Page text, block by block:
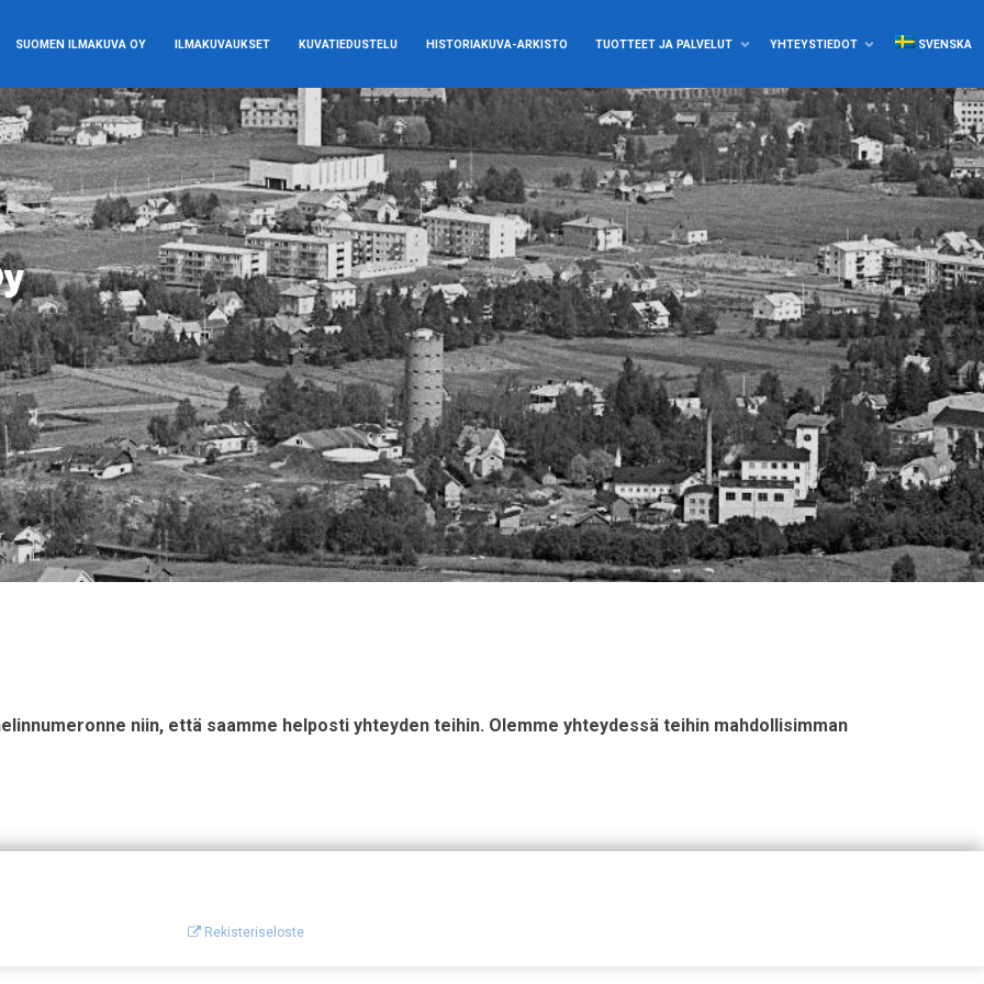
SUOMEN ILMAKUVA OY ILMAKUVAUKSET KUVATIEDUSTELU HISTORIAKUVA-ARKISTO TUOTTEET JA PALVELUT YHTEYSTIEDOT SVENSKA
niin, että saamme helposti yhteyden teihin. Olemme yhteydessä teihin mahdollisimman
Rekisteriseloste